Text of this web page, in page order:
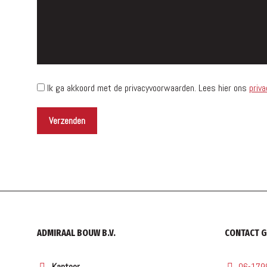
Ik ga akkoord met de privacyvoorwaarden. Lees hier ons
ADMIRAAL BOUW B.V. CONTACT